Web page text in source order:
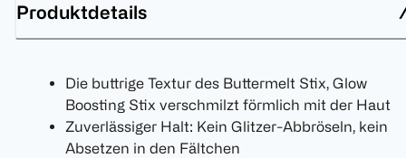
Produktdetails
Die buttrige Textur des Buttermelt Stix, Glow
Boosting Stix verschmilzt förmlich mit der Haut
Zuverlässiger Halt: Kein Glitzer-Abbröseln, kein
Absetzen in den Fältchen